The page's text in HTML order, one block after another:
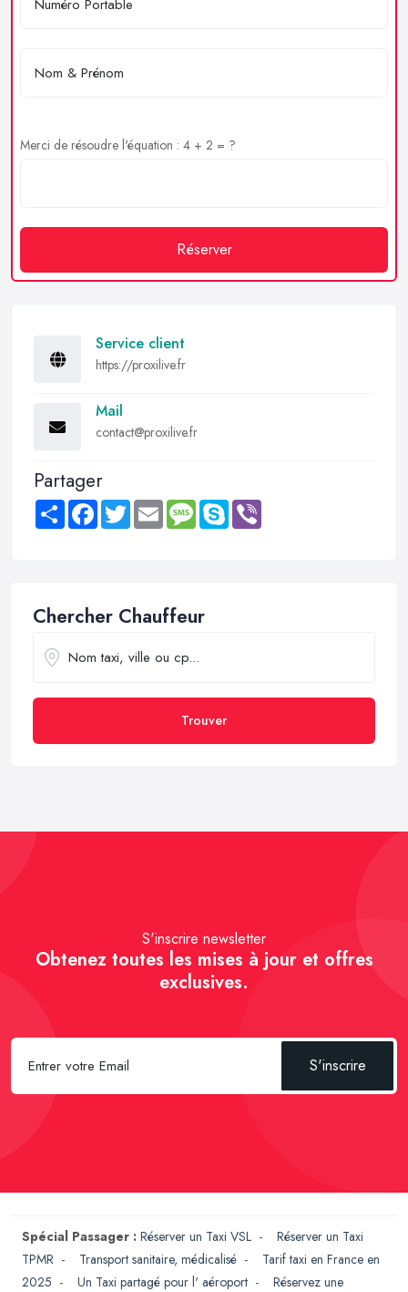
Merci de résoudre l'équation : 4 + 2 = ?
Réserver
Service client
https://proxilive.fr
Mail
contact@proxilive.fr
Partager
Share FacebookTwitter Email MessageSkype
Chercher Chauffeur
Trouver
S'inscrire newsletter
Obtenez toutes les mises à jour et offres
exclusives.
S'inscrire
Spécial Passager : Réserver un Taxi VSL - Réserver un Taxi
TPMR - Transport sanitaire, médicalisé - Tarif taxi en France en
2025 - Un Taxi partagé pour l' aéroport - Réservez une